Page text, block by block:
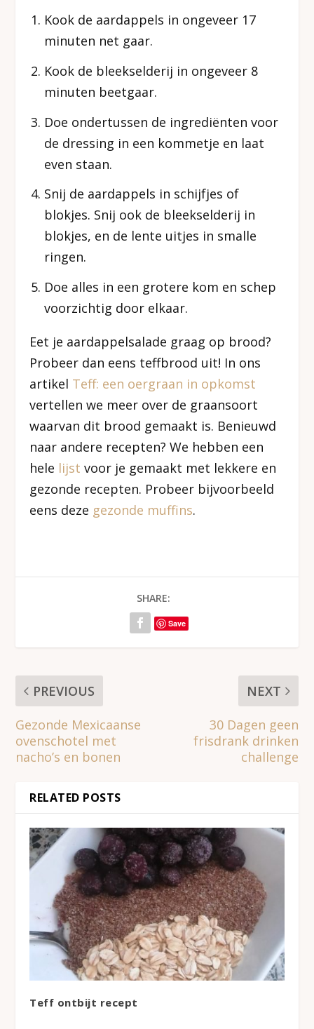
Kook de aardappels in ongeveer 17
minuten net gaar.
Kook de bleekselderij in ongeveer 8
minuten beetgaar.
Doe ondertussen de ingrediënten voor
de dressing in een kommetje en laat
even staan.
Snij de aardappels in schijfjes of
blokjes. Snij ook de bleekselderij in
blokjes, en de lente uitjes in smalle
ringen.
Doe alles in een grotere kom en schep
voorzichtig door elkaar.
Eet je aardappelsalade graag op brood?
Probeer dan eens teffbrood uit! In ons
artikel Teff: een oergraan in opkomst
vertellen we meer over de graansoort
waarvan dit brood gemaakt is. Benieuwd
naar andere recepten? We hebben een
hele lijst voor je gemaakt met lekkere en
gezonde recepten. Probeer bijvoorbeeld
eens deze gezonde muffins.
SHARE:
Save
PREVIOUS
Gezonde Mexicaanse
ovenschotel met
nacho’s en bonen
NEXT
30 Dagen geen
frisdrank drinken
challenge
RELATED POSTS
Teff ontbijt recept